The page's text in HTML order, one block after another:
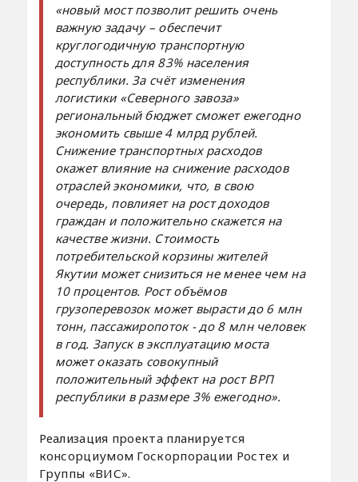
«новый мост позволит решить очень
важную задачу – обеспечит
круглогодичную транспортную
доступность для 83% населения
республики. За счёт изменения
логистики «Северного завоза»
региональный бюджет сможет ежегодно
экономить свыше 4 млрд рублей.
Снижение транспортных расходов
окажет влияние на снижение расходов
отраслей экономики, что, в свою
очередь, повлияет на рост доходов
граждан и положительно скажется на
качестве жизни. Стоимость
потребительской корзины жителей
Якутии может снизиться не менее чем на
10 процентов. Рост объёмов
грузоперевозок может вырасти до 6 млн
тонн, пассажиропоток - до 8 млн человек
в год. Запуск в эксплуатацию моста
может оказать совокупный
положительный эффект на рост ВРП
республики в размере 3% ежегодно».
Реализация проекта планируется
консорциумом Госкорпорации Ростех и
Группы «ВИС».